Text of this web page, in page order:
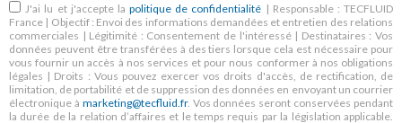
RGPD *
J'ai lu et j'accepte lapolitique de confidentialité | Responsable : TECFLUID
France | Objectif : Envoi des informations demandées et entretien des relations
commerciales | Légitimité : Consentement de l'intéressé | Destinataires : Vos
données peuvent être transférées à des tiers lorsque cela est nécessaire pour
vous fournir un accès à nos services et pour nous conformer à nos obligations
légales | Droits : Vous pouvez exercer vos droits d'accès, de rectification, de
limitation, de portabilité et de suppression des données en envoyant un courrier
électronique à marketing@tecfluid.fr. Vos données seront conservées pendant
la durée de la relation d’affaires et le temps requis par la législation applicable.